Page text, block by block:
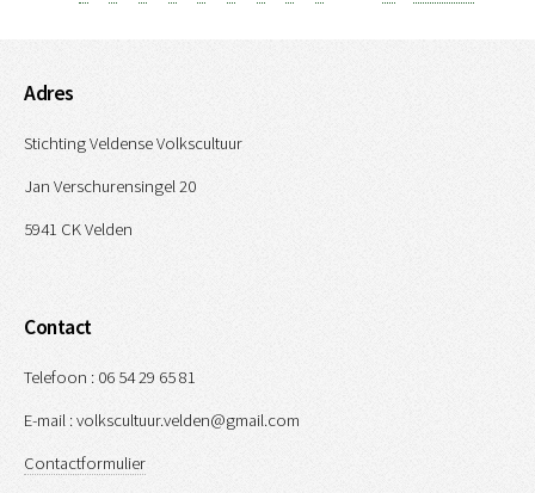
Adres
Stichting Veldense Volkscultuur
Jan Verschurensingel 20
5941 CK Velden
Contact
Telefoon : 06 54 29 65 81
E-mail : volkscultuur.velden@gmail.com
Contactformulier